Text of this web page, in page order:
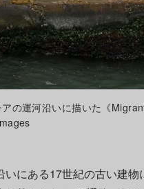
の運河沿いに描いた《
いにある17世紀の古い建物